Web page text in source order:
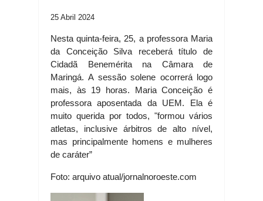
25 Abril 2024
Nesta quinta-feira, 25, a professora Maria
da Conceição Silva receberá título de
Cidadã Benemérita na Câmara de
Maringá. A sessão solene ocorrerá logo
mais, às 19 horas. Maria Conceição é
professora aposentada da UEM. Ela é
muito querida por todos, "formou vários
atletas, inclusive árbitros de alto nível,
mas principalmente homens e mulheres
de caráter”
Foto: arquivo atual/jornalnoroeste.com